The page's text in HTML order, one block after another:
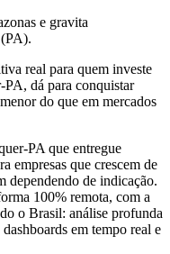
e gravita
real para quem investe
dá para conquistar
do que em mercados
PA que entregue
empresas que crescem de
dependendo de indicação.
100% remota, com a
o Brasil: análise profunda
em tempo real e